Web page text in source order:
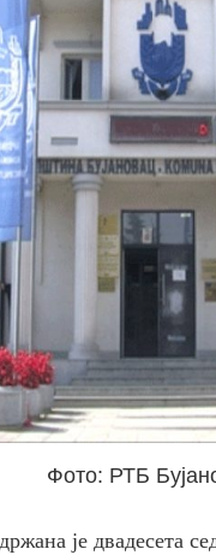
Фото: РТБ
је двадесета